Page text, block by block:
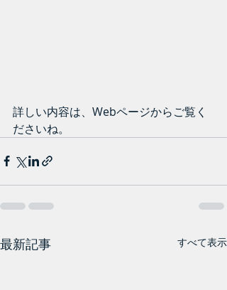
詳しい内容は、Webページからご覧く
ださいね。
最新記事 すべて表示